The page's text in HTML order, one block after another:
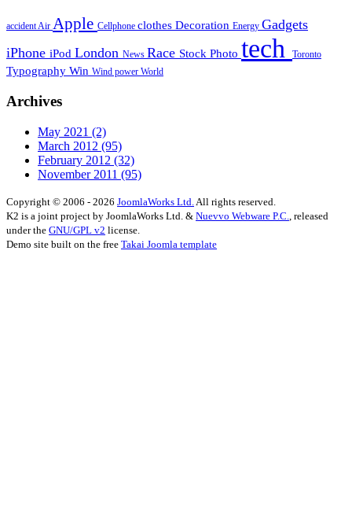
accidentAir Apple Cellphone clothes Decoration Energy Gadgets
iPhone iPod London News Race Stock Photo tech Toronto
Typography Win Wind power World
Archives
May 2021 (2)
March 2012 (95)
February 2012 (32)
November 2011 (95)
Copyright © 2006 - 2026 JoomlaWorks Ltd. All rights reserved.
K2 is a joint project by JoomlaWorks Ltd. & Nuevvo Webware P.C.
, released
under the GNU/GPL v2 license.
Demo site built on the free Takai Joomla template